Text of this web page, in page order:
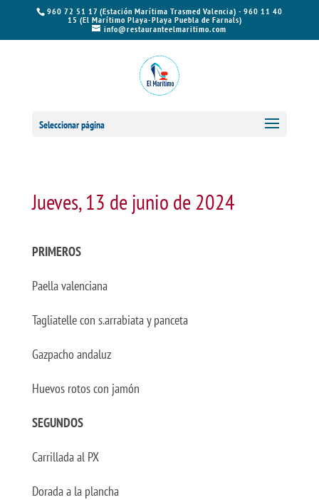
960 72 51 17 (Estación Marítima Trasmed Valencia) - 960 11 40
15 (El Marítimo Playa-Playa Puebla de Farnals)
info@restauranteelmaritimo.com
Seleccionar página
Jueves, 13 de junio de 2024
PRIMEROS
Paella valenciana
Tagliatelle con s.arrabiata y panceta
Gazpacho andaluz
Huevos rotos con jamón
SEGUNDOS
Carrillada al PX
Dorada a la plancha